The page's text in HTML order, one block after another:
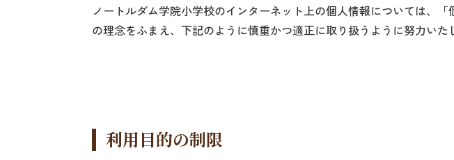
ノートルダム学院小学校のインターネット上の個人情報については、
の理念をふまえ、下記のように慎重かつ適正に取り扱うように努力いた
利用目的の制限